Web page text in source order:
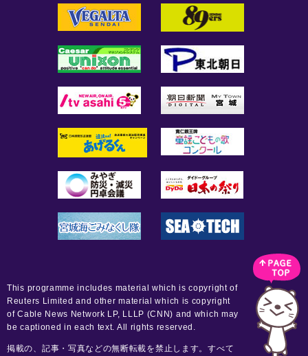
This programme includes material which is copyright of
Reuters Limited and other material which is copyright
of Cable News Network LP, LLLP (CNN) and which may
be captioned in each text. All rights reserved.
掲載の、記事・写真などの無断転載を禁止します。すべて